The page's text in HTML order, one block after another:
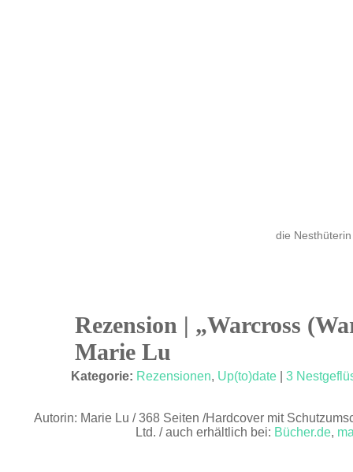
die Nesthüterin
Rezension | „Warcross
Marie Lu
Kategorie: Rezensionen, Up(to)date 3
Autorin: Marie Lu / 368 Seiten /Hardcover mit
Ltd. / auch erhältlich bei: Bücher.de,